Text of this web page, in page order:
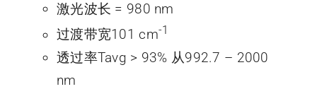
激光波长 = 980 nm
过渡带宽101 cm-1
透过率Tavg > 93% 从992.7 – 2000
nm